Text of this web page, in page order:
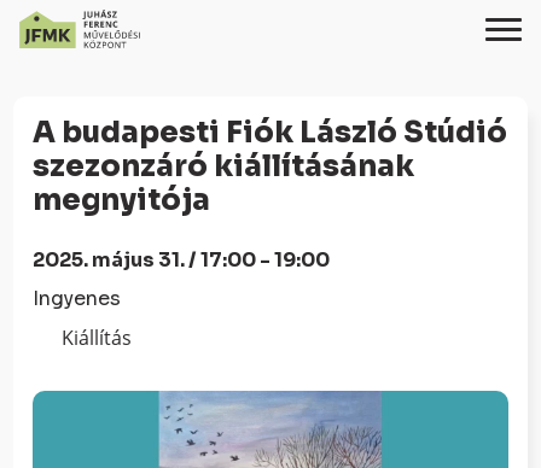
Content
navigációhoz
A budapesti Fiók László Stúdió
szezonzáró kiállításának
megnyitója
2025. május 31. / 17:00 - 19:00
Ingyenes
Kiállítás